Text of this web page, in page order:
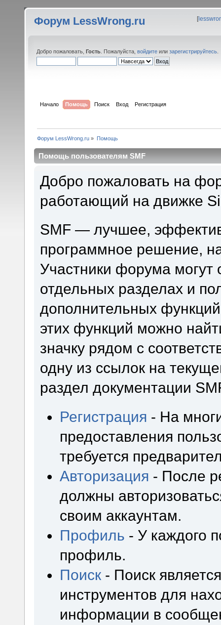
Форум LessWrong.ru [
Добро пожаловать, Гость . Пожалуйста, войдите или зарегистрируйтесь
Начало Помощь Поиск Вход Регистрация
Форум LessWrong.ru » Помощь
Помощь пользователям SMF
Добро пожаловать на
работающий на движке
SMF — лучшее,
программное решение,
Участники форума
отдельных разделах и
дополнительных
этих функций можно
значку рядом с
одну из ссылок на
раздел документации
Регистрация - На
предоставления
требуется
Авторизация - После
должны
своим аккаунтам.
Профиль - У каждого
профиль.
Поиск - Поиск
инструментов для
информации в